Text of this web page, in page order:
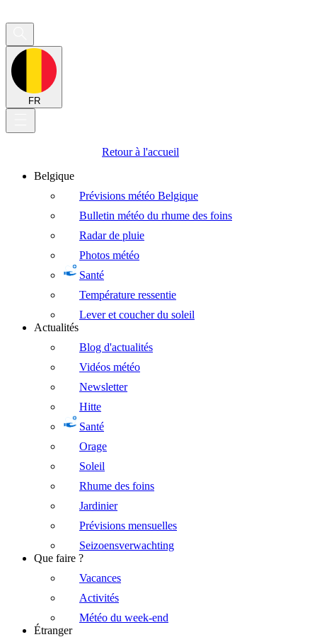
FR
Retour à l'accueil
Belgique
Prévisions météo Belgique
Bulletin météo du rhume des foins
Radar de pluie
Photos météo
Santé
Température ressentie
Lever et coucher du soleil
Actualités
Blog d'actualités
Vidéos météo
Newsletter
Hitte
Santé
Orage
Soleil
Rhume des foins
Jardinier
Prévisions mensuelles
Seizoensverwachting
Que faire ?
Vacances
Activités
Météo du week-end
Étranger